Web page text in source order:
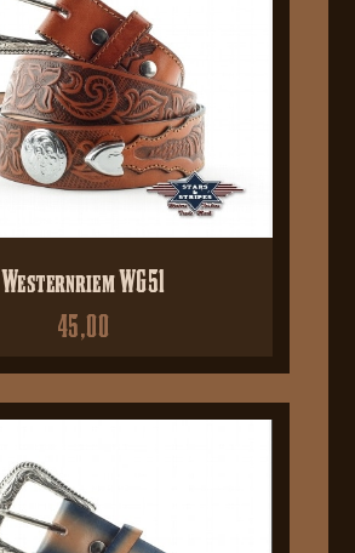
Westernriem WG51
45,00